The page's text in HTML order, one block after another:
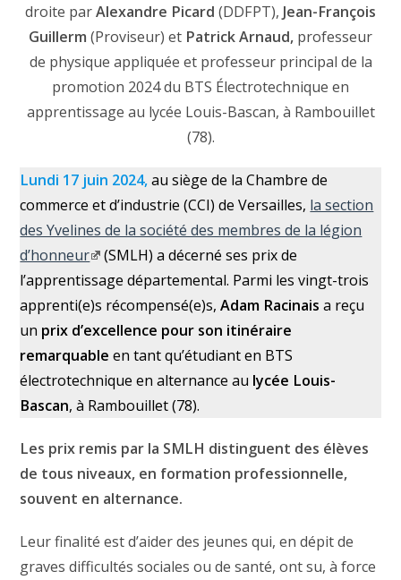
droite parAlexandre Picard (DDFPT), Jean-François
Guillerm (Proviseur) et Patrick Arnaud, professeur
de physique appliquée et professeur principal de la
promotion 2024 du BTS Électrotechnique en
apprentissage au lycée Louis-Bascan, à Rambouillet
(78).
Lundi 17 juin 2024,au siège de la Chambre de
commerce et d’industrie (CCI) de Versailles, la section
des Yvelines de la société des membres de la légion
d’honneur
(SMLH) a décerné ses prix de
l’apprentissage départemental. Parmi les vingt-trois
apprenti(e)s récompensé(e)s,Adam Racinais a reçu
un prix d’excellence pour son itinéraire
remarquable en tant qu’étudiant en BTS
électrotechnique en alternance au lycée Louis-
Bascan, à Rambouillet (78).
Les prix remis par la SMLH distinguent des élèves
de tous niveaux, en formation professionnelle,
souvent en alternance.
Leur finalité est d’aider des jeunes qui, en dépit de
graves difficultés sociales ou de santé, ont su, à force